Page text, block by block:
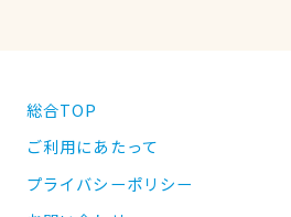
総合TOP
ご利用にあたって
プライバシーポリシー